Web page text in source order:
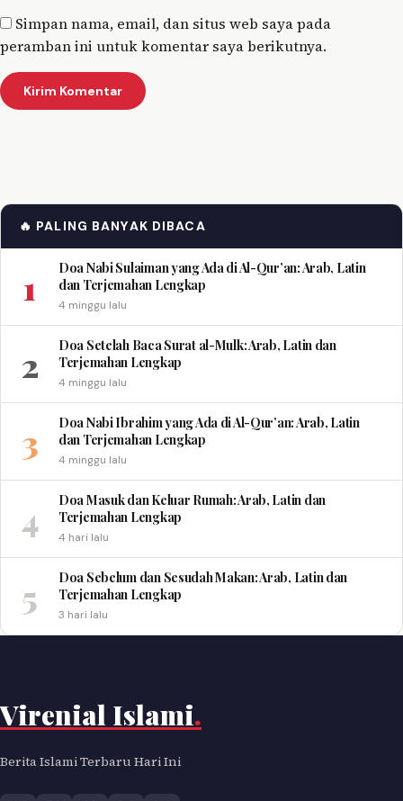
Simpan nama, email, dan situs web saya pada
peramban ini untuk komentar saya berikutnya.
🔥 PALING BANYAK DIBACA
1
Doa Nabi Sulaiman yang Ada di Al-Qur’an: Arab, Latin
dan Terjemahan Lengkap
4 minggu lalu
2
Doa Setelah Baca Surat al-Mulk: Arab, Latin dan
Terjemahan Lengkap
4 minggu lalu
3
Doa Nabi Ibrahim yang Ada di Al-Qur’an: Arab, Latin
dan Terjemahan Lengkap
4 minggu lalu
4
Doa Masuk dan Keluar Rumah: Arab, Latin dan
Terjemahan Lengkap
4 hari lalu
5
Doa Sebelum dan Sesudah Makan: Arab, Latin dan
Terjemahan Lengkap
3 hari lalu
Virenial Islami.
Berita Islami Terbaru Hari Ini